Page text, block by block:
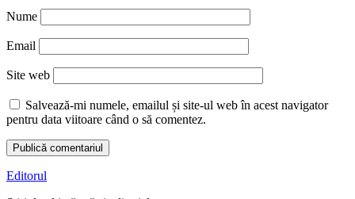
Nume
Email
Site web
Salvează-mi numele, emailul și site-ul web în acest navigator
pentru data viitoare când o să comentez.
Editorul